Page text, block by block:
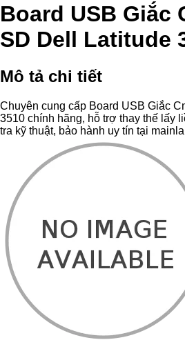
Board USB Giắc
SD Dell Latitude
Mô tả chi tiết
Chuyên cung cấp Board USB Giắc
3510 chính hãng, hỗ trợ thay thế lấy
tra kỹ thuật, bảo hành uy tín tại